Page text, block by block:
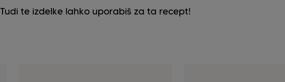
Tudi te izdelke lahko uporabiš za ta recept!